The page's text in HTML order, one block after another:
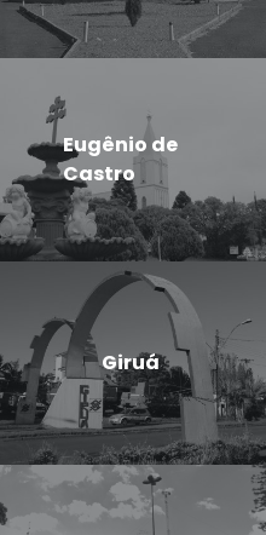
Eugênio de
Castro
Giruá